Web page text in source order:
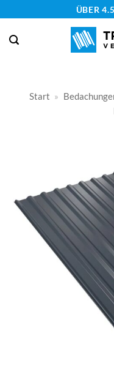
springen
ÜBER
Start »